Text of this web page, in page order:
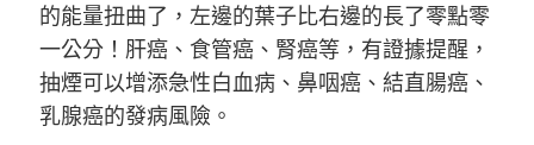
的能量扭曲了，左邊的葉子比右邊的長了零點零
一公分！肝癌、食管癌、腎癌等，有證據提醒，
抽煙可以增添急性白血病、鼻咽癌、結直腸癌、
乳腺癌的發病風險。